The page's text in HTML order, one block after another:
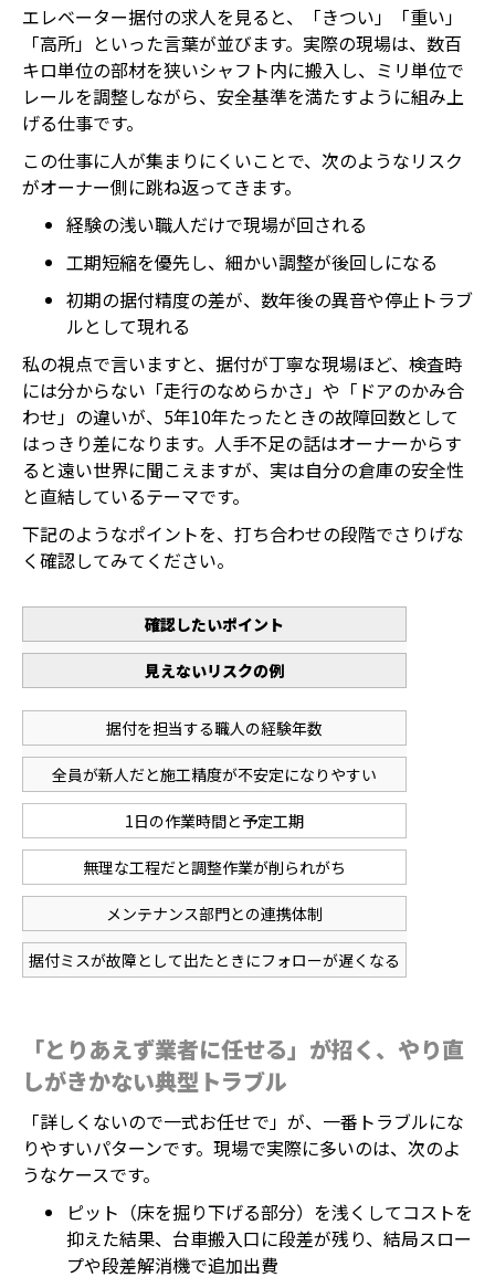
エレベーター据付の求人を見ると、「きつい」「重い」
「高所」といった言葉が並びます。実際の現場は、数百
キロ単位の部材を狭いシャフト内に搬入し、ミリ単位で
レールを調整しながら、安全基準を満たすように組み上
げる仕事です。
この仕事に人が集まりにくいことで、次のようなリスク
がオーナー側に跳ね返ってきます。
経験の浅い職人だけで現場が回される
工期短縮を優先し、細かい調整が後回しになる
初期の据付精度の差が、数年後の異音や停止トラブ
ルとして現れる
私の視点で言いますと、据付が丁寧な現場ほど、検査時
には分からない「走行のなめらかさ」や「ドアのかみ合
わせ」の違いが、5年10年たったときの故障回数として
はっきり差になります。人手不足の話はオーナーからす
ると遠い世界に聞こえますが、実は自分の倉庫の安全性
と直結しているテーマです。
下記のようなポイントを、打ち合わせの段階でさりげな
く確認してみてください。
確認したいポイント
見えないリスクの例
据付を担当する職人の経験年数
全員が新人だと施工精度が不安定になりやすい
1日の作業時間と予定工期
無理な工程だと調整作業が削られがち
メンテナンス部門との連携体制
据付ミスが故障として出たときにフォローが遅くなる
「とりあえず業者に任せる」が招く、やり直
しがきかない典型トラブル
「詳しくないので一式お任せで」が、一番トラブルにな
りやすいパターンです。現場で実際に多いのは、次のよ
うなケースです。
ピット（床を掘り下げる部分）を浅くしてコストを
抑えた結果、台車搬入口に段差が残り、結局スロー
プや段差解消機で追加出費